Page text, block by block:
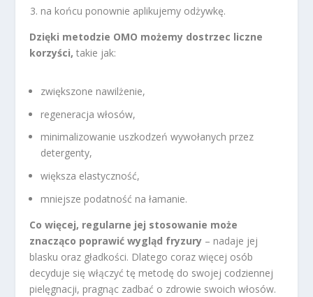
na końcu ponownie aplikujemy odżywkę.
Dzięki metodzie OMO możemy dostrzec liczne
korzyści, takie jak:
zwiększone nawilżenie,
regeneracja włosów,
minimalizowanie uszkodzeń wywołanych przez
detergenty,
większa elastyczność,
mniejsze podatność na łamanie.
Co więcej, regularne jej stosowanie może
znacząco poprawić wygląd fryzury – nadaje jej
blasku oraz gładkości. Dlatego coraz więcej osób
decyduje się włączyć tę metodę do swojej codziennej
pielęgnacji, pragnąc zadbać o zdrowie swoich włosów.